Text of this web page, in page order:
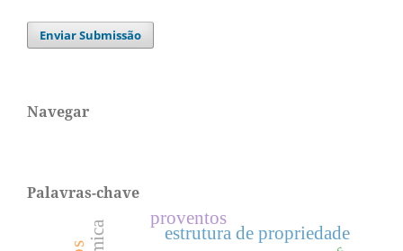
Enviar Submissão
Navegar
Palavras-chave
estrutura de propriedade
proventos